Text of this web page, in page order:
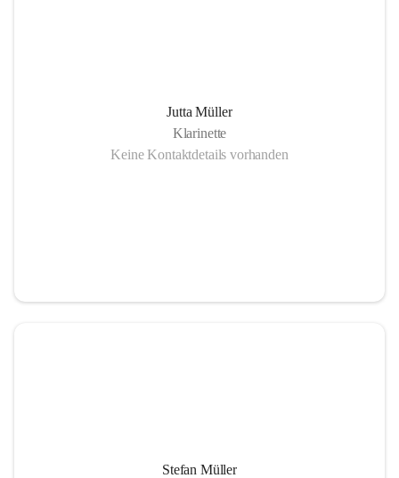
Jutta Müller
Klarinette
Keine Kontaktdetails vorhanden
Stefan Müller